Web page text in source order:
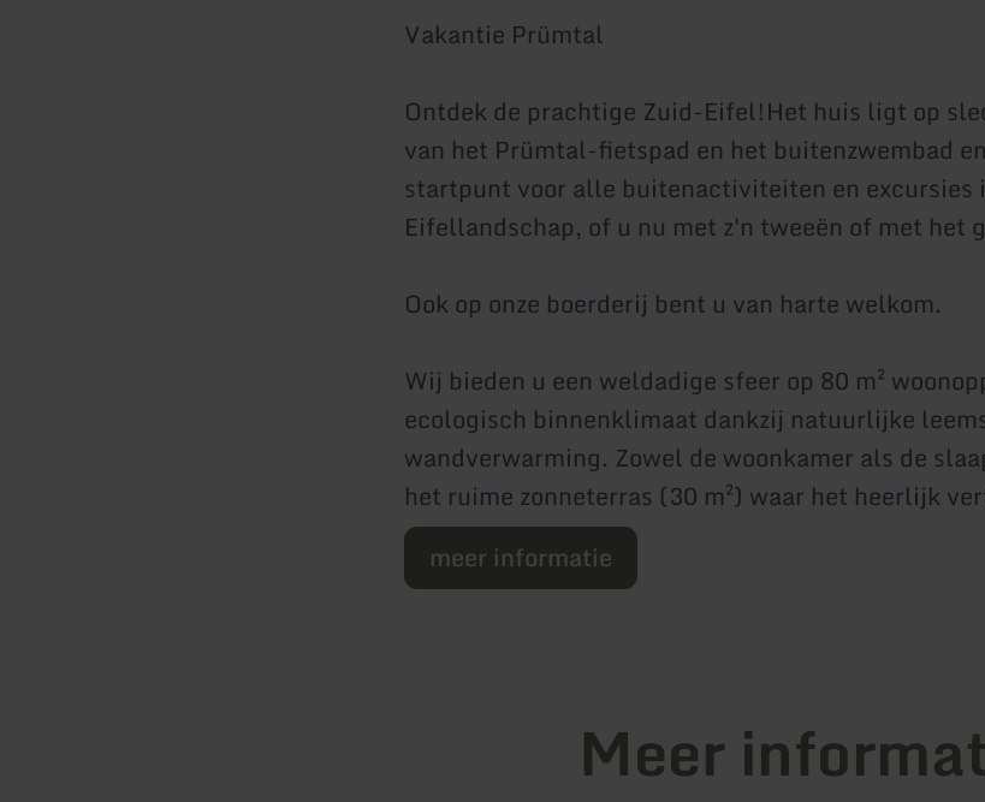
Vakantie Prümtal
Ontdek de prachtige Zuid-Eifel!Het huis ligt op
van het Prümtal-fietspad en het buitenzwembad
startpunt voor alle buitenactiviteiten en excursies
Eifellandschap, of u nu met z'n tweeën of met het
Ook op onze boerderij bent u van harte welkom.
Wij bieden u een weldadige sfeer op 80 m²
ecologisch binnenklimaat dankzij natuurlijke
wandverwarming. Zowel de woonkamer als de
het ruime zonneterras (30 m²) waar het heerlijk
meer informatie
Meer